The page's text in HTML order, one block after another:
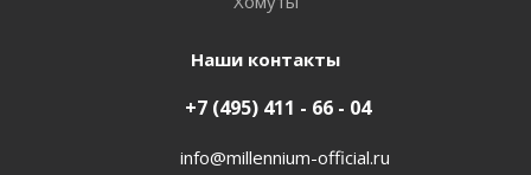
Наши контакты
+7 (495) 411 - 66 - 04
info@millennium-official.ru